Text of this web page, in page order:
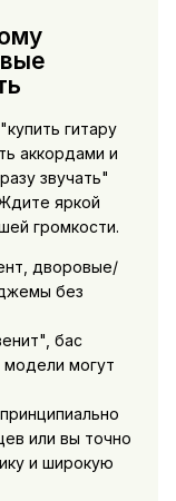
гитару
аккордами и
звучать"
яркой
громкости.
дворовые/
без
бас
модели могут
или вы точно
и широкую